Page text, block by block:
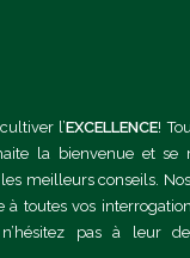
l’EXCELLENCE!
la bienvenue et se
les meilleurs conseils.
à toutes vos
n’hésitez pas à leur